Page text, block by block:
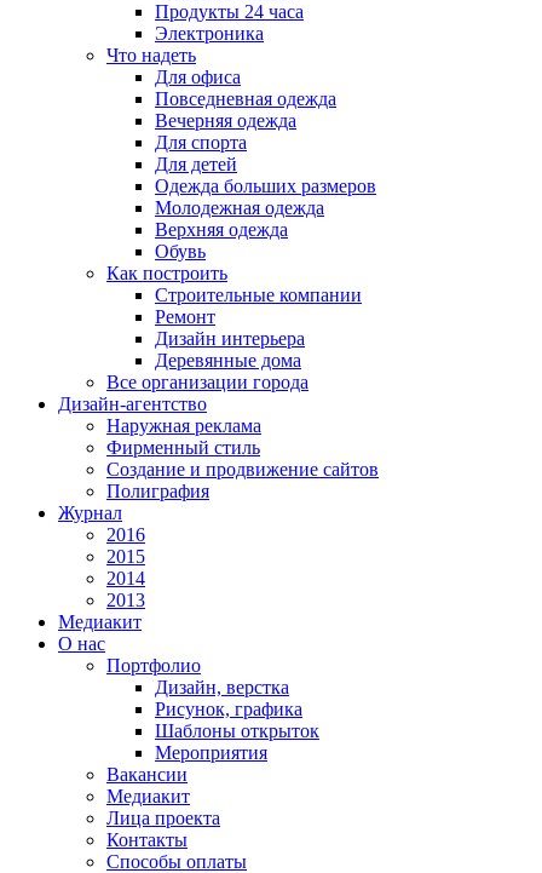
Продукты 24 часа
Электроника
Что надеть
Для офиса
Повседневная одежда
Вечерняя одежда
Для спорта
Для детей
Одежда больших размеров
Молодежная одежда
Верхняя одежда
Обувь
Как построить
Строительные компании
Ремонт
Дизайн интерьера
Деревянные дома
Все организации города
Дизайн-агентство
Наружная реклама
Фирменный стиль
Создание и продвижение сайтов
Полиграфия
Журнал
2016
2015
2014
2013
Медиакит
О нас
Портфолио
Дизайн, верстка
Рисунок, графика
Шаблоны открыток
Мероприятия
Вакансии
Медиакит
Лица проекта
Контакты
Способы оплаты